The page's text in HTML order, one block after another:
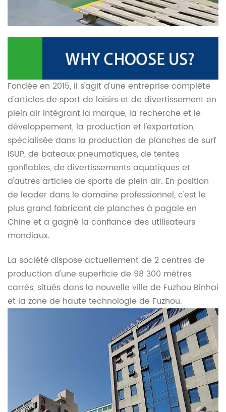
Fondée en 2015, il s'agit d'une entreprise complète
d'articles de sport de loisirs et de divertissement en
plein air intégrant la marque, la recherche et le
développement, la production et l'exportation,
spécialisée dans la production de planches de surf
ISUP, de bateaux pneumatiques, de tentes
gonflables, de divertissements aquatiques et
d'autres articles de sports de plein air. En position
de leader dans le domaine professionnel, c'est le
plus grand fabricant de planches à pagaie en
Chine et a gagné la confiance des utilisateurs
mondiaux.
La société dispose actuellement de 2 centres de
production d'une superficie de 98 300 mètres
carrés, situés dans la nouvelle ville de Fuzhou Binhai
et la zone de haute technologie de Fuzhou.